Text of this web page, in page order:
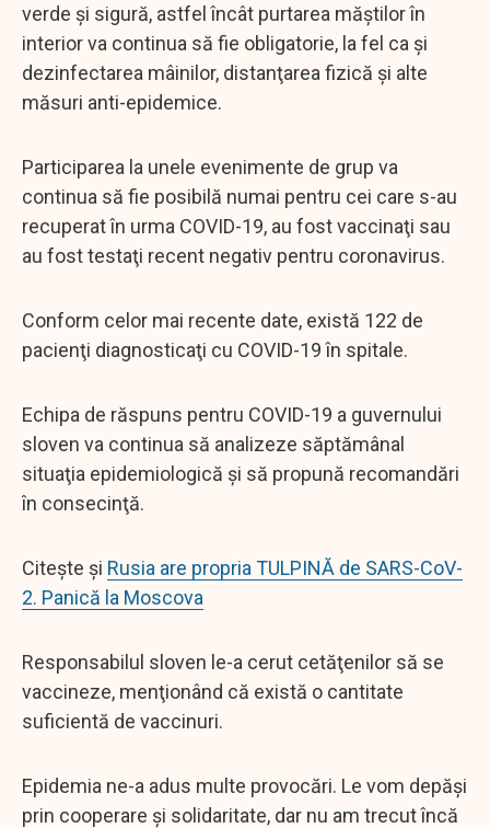
verde şi sigură, astfel încât purtarea măştilor în
interior va continua să fie obligatorie, la fel ca şi
dezinfectarea mâinilor, distanţarea fizică şi alte
măsuri anti-epidemice.
Participarea la unele evenimente de grup va
continua să fie posibilă numai pentru cei care s-au
recuperat în urma COVID-19, au fost vaccinaţi sau
au fost testaţi recent negativ pentru coronavirus.
Conform celor mai recente date, există 122 de
pacienţi diagnosticaţi cu COVID-19 în spitale.
Echipa de răspuns pentru COVID-19 a guvernului
sloven va continua să analizeze săptămânal
situaţia epidemiologică şi să propună recomandări
în consecinţă.
Citește și Rusia are propria TULPINĂ de SARS-CoV-
2. Panică la Moscova
Responsabilul sloven le-a cerut cetăţenilor să se
vaccineze, menţionând că există o cantitate
suficientă de vaccinuri.
Epidemia ne-a adus multe provocări. Le vom depăşi
prin cooperare şi solidaritate, dar nu am trecut încă